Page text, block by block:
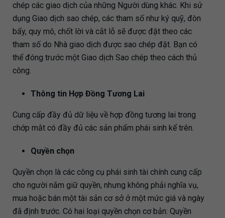
chép các giao dịch của những Người dùng khác. Khi sử
dụng Giao dịch sao chép, các tham số như ký quỹ, đòn
bẩy, quy mô, chốt lời và cắt lỗ sẽ được đặt theo các
tham số do Nhà giao dịch được sao chép đặt. Bạn có
thể đóng trước một Giao dịch Sao chép theo cách thủ
công.
Thông tin Hợp Đồng Tương Lai
Cung cấp đầy đủ dữ liệu về hợp đồng tương lai trong
chớp mắt có đầy đủ các sản phẩm phái sinh kể trên.
Quyền chọn
Quyền chọn là các công cụ phái sinh tài chính cung cấp
cho người nắm giữ quyền, nhưng không phải nghĩa vụ,
mua hoặc bán một tài sản cơ sở ở một mức giá và ngày
đã định trước. Có hai loại quyền chọn cơ bản: Quyền